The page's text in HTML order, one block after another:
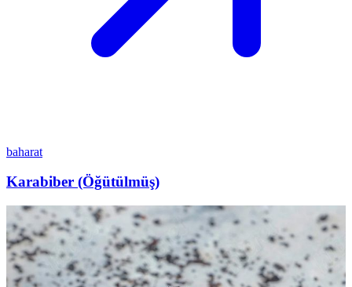
baharat
Karabiber (Öğütülmüş)